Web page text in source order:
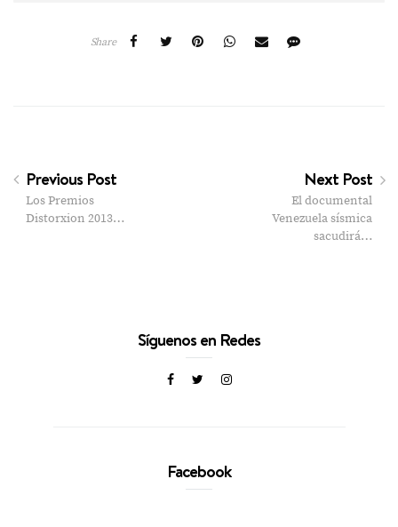
Share
Previous Post
Los Premios
Distorxion 2013…
Next Post
El documental
Venezuela sísmica
sacudirá…
Síguenos en Redes
Facebook